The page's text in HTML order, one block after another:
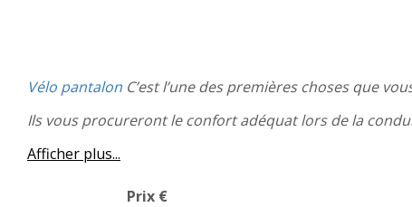
Vélo pantalon C’est l’une des premières choses que
Ils vous procureront le confort adéquat lors de la
Afficher plus...
Prix €